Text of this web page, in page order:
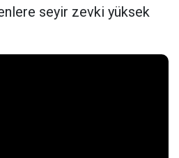
seyir zevki yüksek